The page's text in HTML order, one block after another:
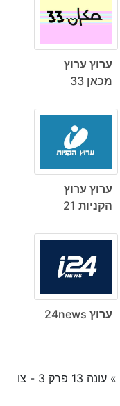
ערוץ ערוץ
מכאן 33
ערוץ ערוץ
הקניות 21
ערוץ 24news
»
עונה 13 פרק 3 - צו